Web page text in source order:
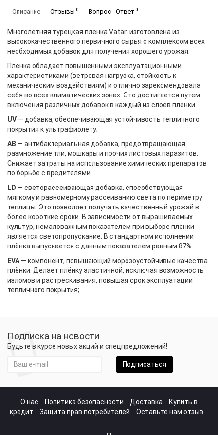
Описание Отзывы 0 Вопрос - Ответ 0
Многолетняя турецкая пленка Vatan изготовлена из
высококачественного первичного сырья с комплексом всех
необходимых добавок для получения хорошего урожая.
Пленка обладает повышенными эксплуатационными
характеристиками (ветровая нагрузка, стойкость к
механическим воздействиям) и отлично зарекомендовала
себя во всех климатических зонах. Это достигается путем
включения различных добавок в каждый из слоев пленки.
UV — добавка, обеспечивающая устойчивость тепличного
покрытия к ультрафиолету;
AB — антибактериальная добавка, предотвращающая
размножение тли, мошкары и прочих листовых паразитов.
Снижает затраты на использование химических препаратов
по борьбе с вредителями;
LD — светорассеивающая добавка, способствующая
мягкому и равномерному рассеиванию света по периметру
теплицы. Это позволяет получать качественный урожай в
более короткие сроки. В зависимости от выращиваемых
культур, немаловажным показателем при выборе плёнки
является светопропускание. В стандартном исполнении
плёнка выпускается с данным показателем равным 87%.
EVA — компонент, повышающий морозоустойчивые качества
плёнки. Делает плёнку эластичной, исключая возможность
изломов и растрескивания, повышая срок эксплуатации
тепличного покрытия;
Подписка на новости
Будьте в курсе новых акций и спецпредложений!
Подписаться
О нас Политика безопасности Доставка
Купить в
кредит
Защита прав потребителей Оставьте нам отзыв